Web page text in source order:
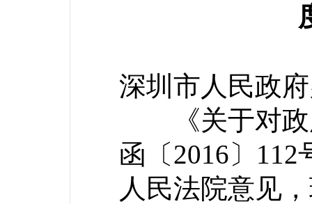
深圳市人民政
《关于对政
函〔2016〕
人民法院意见